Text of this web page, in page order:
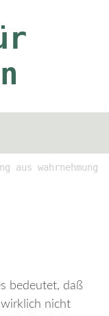
aus wahrnehmung
bedeutet, daß
nicht